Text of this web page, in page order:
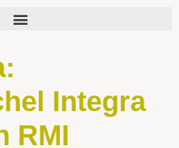
Integra
RMI